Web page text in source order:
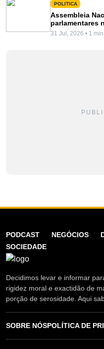
POLITICA
Assembleia
parlamentares
31 Jul, 2026 • 1 min
PODCAST NEGÓCIOS
SOCIEDADE
Decidimos levar e informar
rigidez moral e exactidão de
porção de serosidade. Aqui
SOBRE NÓSPOLÍTICA DE